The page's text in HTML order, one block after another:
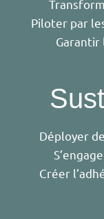
Piloter par
Garantir
Déployer
Créer